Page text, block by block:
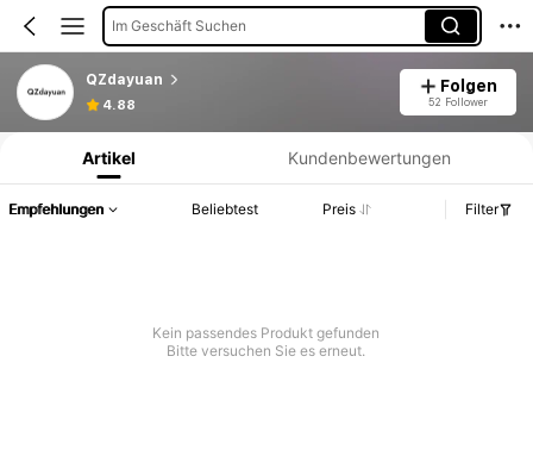
Im Geschäft Suchen
QZdayuan
4.88
Folgen
52 Follower
Produktinformation: Preisangabe, Verkaufs- und Lagerbestandsdetails.
Artikel Kundenbewertungen
Empfehlungen Beliebtest Preis Filter
Kein passendes Produkt gefunden
Bitte versuchen Sie es erneut.